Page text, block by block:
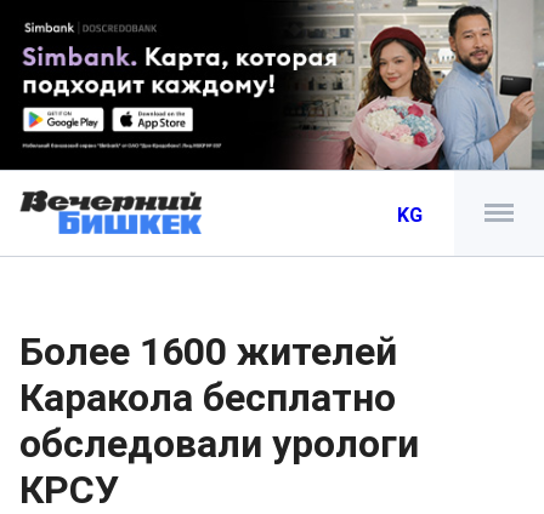
KG
Более 1600 жителей
Каракола бесплатно
обследовали урологи
КРСУ